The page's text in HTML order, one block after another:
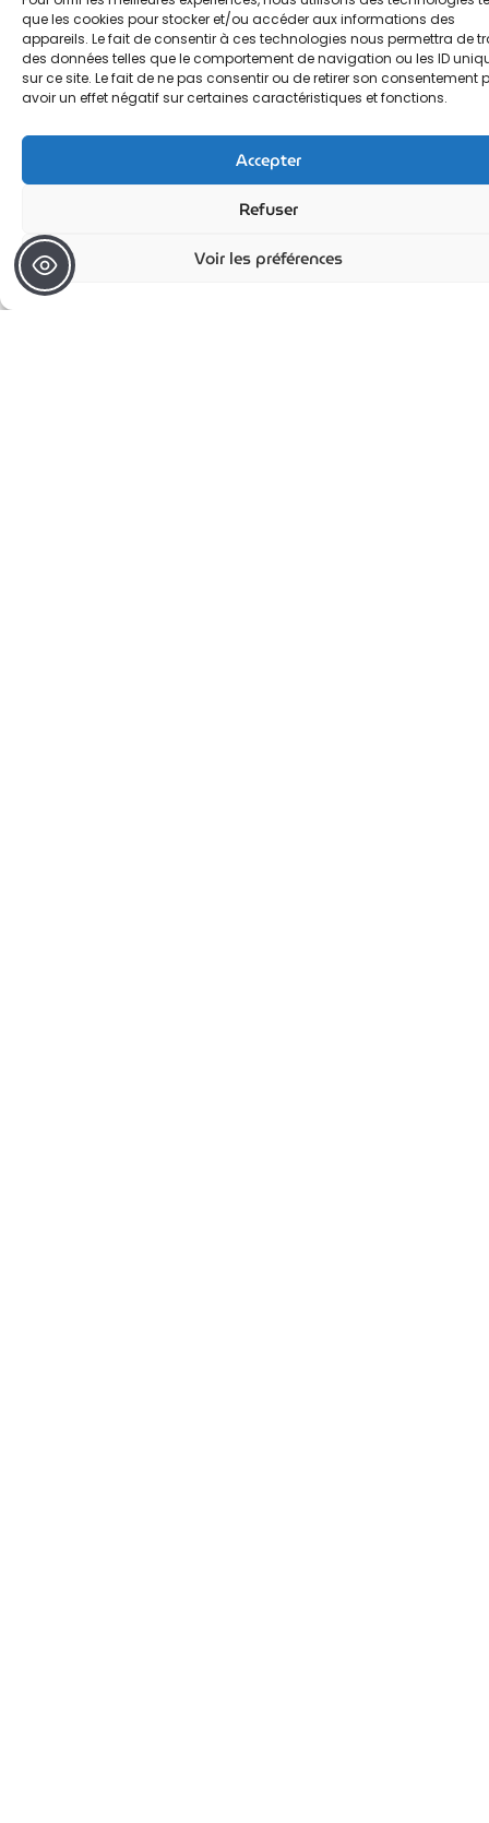
Pour offrir les meilleures expériences, nous utilisons des technologies
que les cookies pour stocker et/ou accéder aux informations des
appareils. Le fait de consentir à ces technologies nous permettra de
des données telles que le comportement de navigation ou les ID
sur ce site. Le fait de ne pas consentir ou de retirer son consentement
avoir un effet négatif sur certaines caractéristiques et fonctions.
Accepter
Refuser
Voir les préférences
LES AXES DE TRAVAIL DU
GOUVERNEMENT POUR AMÉLIORER
LE SYSTÈME DE FORMATION
7 MAI 2025
DES FORMATIONS CPF : LA CAISSE
DES DÉPÔTS LANCE UNE DÉMARCHE
D’ÉVALUATION